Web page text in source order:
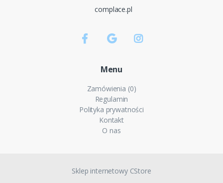
complace.pl
Menu
Zamówienia (0)
Regulamin
Polityka prywatności
Kontakt
O nas
Sklep internetowy CStore